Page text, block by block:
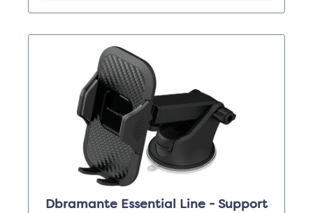
Dbramante Essential Line - Support